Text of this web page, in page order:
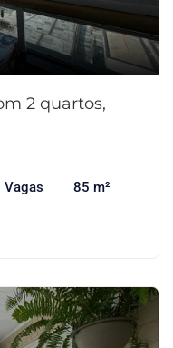
2 quartos,
Vagas 85 m²